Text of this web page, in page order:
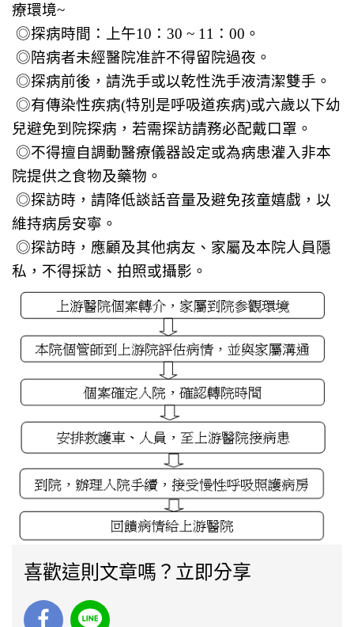
療環境~
◎探病時間：上午10：30 ~ 11：00。
◎陪病者未經醫院准許不得留院過夜。
◎探病前後，請洗手或以乾性洗手液清潔雙手。
◎有傳染性疾病(特別是呼吸道疾病)或六歲以下幼
兒避免到院探病，若需探訪請務必配戴口罩。
◎不得擅自調動醫療儀器設定或為病患灌入非本
院提供之食物及藥物。
◎探訪時，請降低談話音量及避免孩童嬉戲，以
維持病房安寧。
◎探訪時，應顧及其他病友、家屬及本院人員隱
私，不得採訪、拍照或攝影。
喜歡這則文章嗎？立即分享